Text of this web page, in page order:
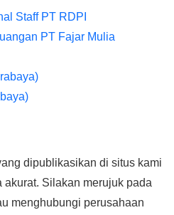
Staff PT RDPI
PT Fajar Mulia
dipublikasikan di situs kami
Silakan merujuk pada
menghubungi perusahaan